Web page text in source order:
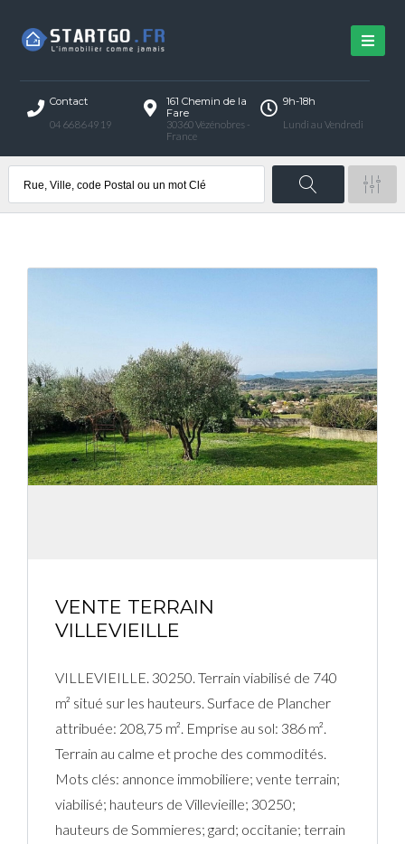
Connexion
Identifiant
CONNEXION
Mot de passe perdu ?
Contact
04 66 86 49 19
161 Chemin de la
Fare
30360 Vézénobres -
France
9h-18h
Lundi au Vendredi
VENTE TERRAIN
VILLEVIEILLE
VILLEVIEILLE. 30250. Terrain viabilisé de 740
m² situé sur les hauteurs. Surface de Plancher
attribuée: 208,75 m². Emprise au sol: 386 m².
Terrain au calme et proche des commodités.
Mots clés: annonce immobiliere; vente terrain;
viabilisé; hauteurs de Villevieille; 30250;
hauteurs de Sommieres; gard; occitanie; terrain